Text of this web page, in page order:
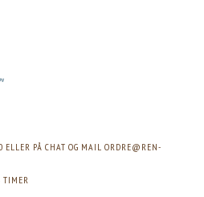
PÅ CHAT OG MAIL ORDRE@REN-
TIMER